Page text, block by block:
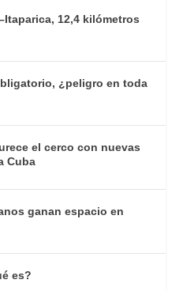
12,4 kilómetros
¿peligro en toda
el cerco con nuevas
Cuba
ganan espacio en
es?